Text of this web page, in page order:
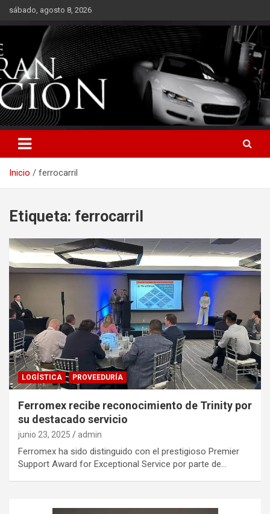
Saltarsábado, agosto 8, 2026
Inicio ferrocarril
Etiqueta: ferrocarril
LOGÍSTICA PROVEEDURÍA
Ferromex recibe reconocimiento de Trinity por
su destacado servicio
junio 23, 2025 admin
Ferromex ha sido distinguido con el prestigioso Premier
Support Award for Exceptional Service por parte de…